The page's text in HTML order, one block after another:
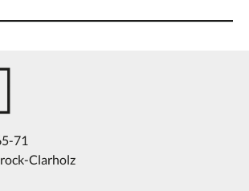
71
Clarholz